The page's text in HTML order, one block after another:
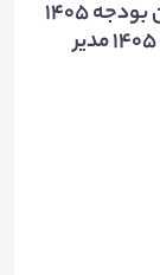
مخاطبین وبینار احکام مالیاتی قانون بودجه ۱۴۰۵
+ فرازی از مصوبه جدید حقوق و دستمزد 1405 مدیر